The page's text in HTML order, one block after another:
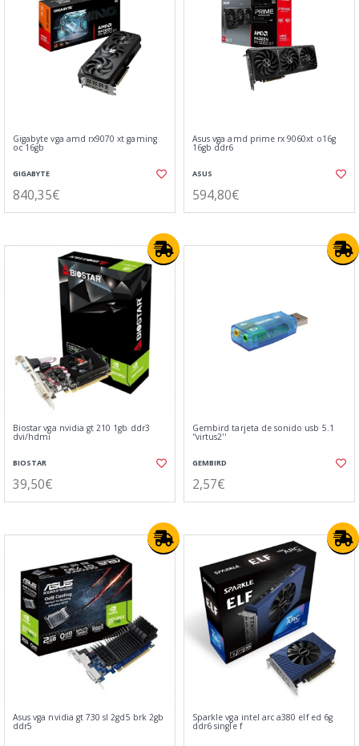
Gigabyte vga amd rx9070 xt gaming
oc 16gb
GIGABYTE
840,35€
Asus vga amd prime rx 9060xt o16g
16gb ddr6
ASUS
594,80€
Biostar vga nvidia gt 210 1gb ddr3
dvi/hdmi
BIOSTAR
39,50€
Gembird tarjeta de sonido usb 5.1
''virtus2''
GEMBIRD
2,57€
Asus vga nvidia gt 730 sl 2gd5 brk 2gb
ddr5
Sparkle vga intel arc a380 elf ed 6g
ddr6 single f